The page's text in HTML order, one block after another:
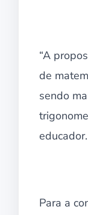
“A
de
sendo
educador.
Para a